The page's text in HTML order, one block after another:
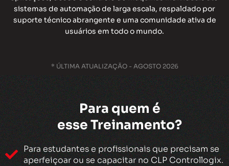
sistemas de automação de larga escala, respaldado por
suporte técnico abrangente e uma comunidade ativa de
usuários em todo o mundo.
* ÚLTIMA ATUALIZAÇÃO - AGOSTO 2026
Para quem é
esse Treinamento?
Para estudantes e profissionais que precisam se
aperfeiçoar ou se capacitar no CLP Controllogix.